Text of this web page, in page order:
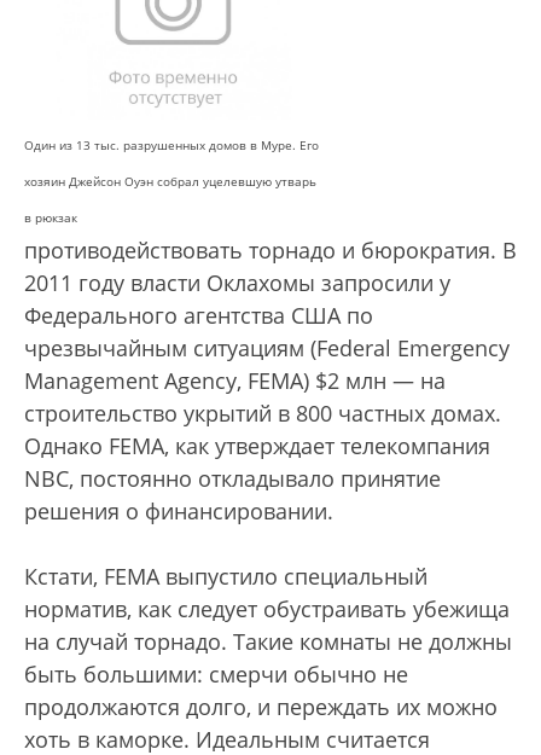
Один из 13 тыс. разрушенных домов в Муре. Его
хозяин Джейсон Оуэн собрал уцелевшую утварь
в рюкзак
противодействовать торнадо и бюрократия. В
2011 году власти Оклахомы запросили у
Федерального агентства США по
чрезвычайным ситуациям (Federal Emergency
Management Agency, FEMA) $2 млн — на
строительство укрытий в 800 частных домах.
Однако FEMA, как утверждает телекомпания
NBC, постоянно откладывало принятие
решения о финансировании.
Кстати, FEMA выпустило специальный
норматив, как следует обустраивать убежища
на случай торнадо. Такие комнаты не должны
быть большими: смерчи обычно не
продолжаются долго, и переждать их можно
хоть в каморке. Идеальным считается